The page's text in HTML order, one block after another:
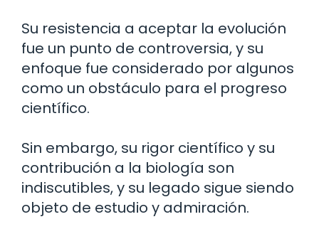
Su resistencia a aceptar la evolución
fue un punto de controversia, y su
enfoque fue considerado por algunos
como un obstáculo para el progreso
científico.
Sin embargo, su rigor científico y su
contribución a la biología son
indiscutibles, y su legado sigue siendo
objeto de estudio y admiración.